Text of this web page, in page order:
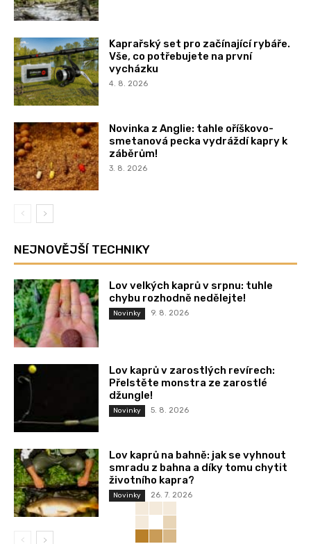
Kaprařský set pro začínající rybáře.
Vše, co potřebujete na první
vycházku
4. 8. 2026
Novinka z Anglie: tahle oříškovo-
smetanová pecka vydráždí kapry k
záběrům!
3. 8. 2026
NEJNOVĚJŠÍ TECHNIKY
Lov velkých kaprů v srpnu: tuhle
chybu rozhodně nedělejte!
Novinky 9. 8. 2026
Lov kaprů v zarostlých revírech:
Přelstěte monstra ze zarostlé
džungle!
Novinky 5. 8. 2026
Lov kaprů na bahně: jak se vyhnout
smradu z bahna a díky tomu chytit
životního kapra?
Novinky 26. 7. 2026